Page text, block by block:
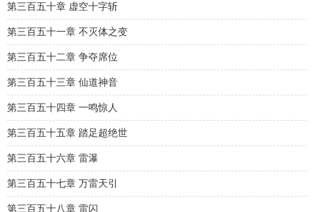
第三百五十章 虚空十字斩
第三百五十一章 不灭体之变
第三百五十二章 争夺席位
第三百五十三章 仙道神音
第三百五十四章 一鸣惊人
第三百五十五章 踏足超绝世
第三百五十六章 雷瀑
第三百五十七章 万雷天引
第三百五十八章 雷闪